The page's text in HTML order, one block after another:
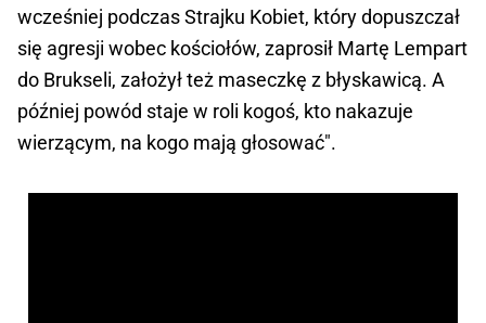
wcześniej podczas Strajku Kobiet, który dopuszczał
się agresji wobec kościołów, zaprosił Martę Lempart
do Brukseli, założył też maseczkę z błyskawicą. A
później powód staje w roli kogoś, kto nakazuje
wierzącym, na kogo mają głosować".